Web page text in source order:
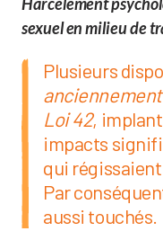
sexuel en milieu de
Plusieurs
Loi 42,
impacts
qui régissaient
Par
aussi touchés.